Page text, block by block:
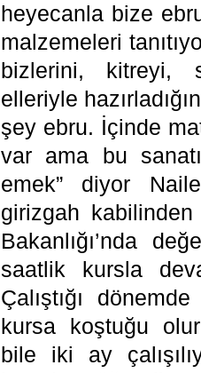
heyecanla bize
malzemeleri
bizlerini, kitreyi,
elleriyle
şey ebru. İçinde
var ama bu
emek” diyor
girizgah
Bakanlığı’nda
saatlik kursla
Çalıştığı
kursa koştuğu
bile iki ay